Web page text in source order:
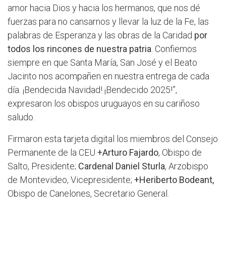
amor hacia Dios y hacia los hermanos, que nos dé
fuerzas para no cansarnos y llevar la luz de la Fe, las
palabras de Esperanza y las obras de la Caridad por
todos los rincones de nuestra patria . Confiemos
siempre en que Santa María, San José y el Beato
Jacinto nos acompañen en nuestra entrega de cada
día. ¡Bendecida Navidad! ¡Bendecido 2025!”,
expresaron los obispos uruguayos en su cariñoso
saludo.
Firmaron esta tarjeta digital los miembros del Consejo
Permanente de la CEU +Arturo Fajardo, Obispo de
Salto, Presidente; Cardenal Daniel Sturla, Arzobispo
de Montevideo, Vicepresidente; +Heriberto Bodeant,
Obispo de Canelones, Secretario General.